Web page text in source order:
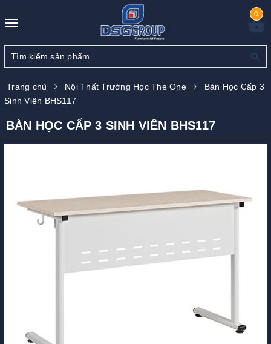
Toggle
0
Trang chủ Nội Thất Trường Học The One
Bàn Học Cấp 3
Sinh Viên BHS117
BÀN HỌC CẤP 3 SINH VIÊN BHS117